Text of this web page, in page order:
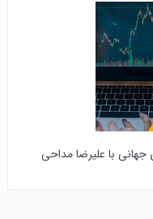
جهانی با علیرضا مداحی